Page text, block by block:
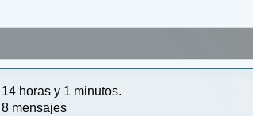
14 horas y 1 minutos.
8 mensajes